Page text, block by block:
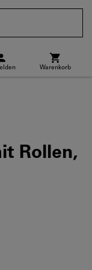
Warenkorb
Rollen,